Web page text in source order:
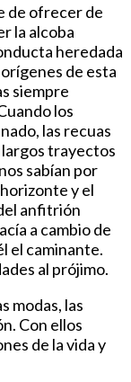
de ofrecer de
la alcoba
heredada
de esta
siempre
los
las recuas
largos trayectos
sabían por
y el
anfitrión
a cambio de
el caminante.
al prójimo.
modas, las
Con ellos
de la vida y